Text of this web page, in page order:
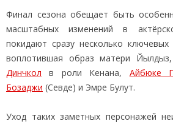
Финал сезона обещает быть
масштабных изменений в
покидают сразу несколько ключевых
воплотившая образ матери
Динчкол в роли Кенана, Айбюке
Бозаджи (Севде) и Эмре Булут.
Уход таких заметных персонажей